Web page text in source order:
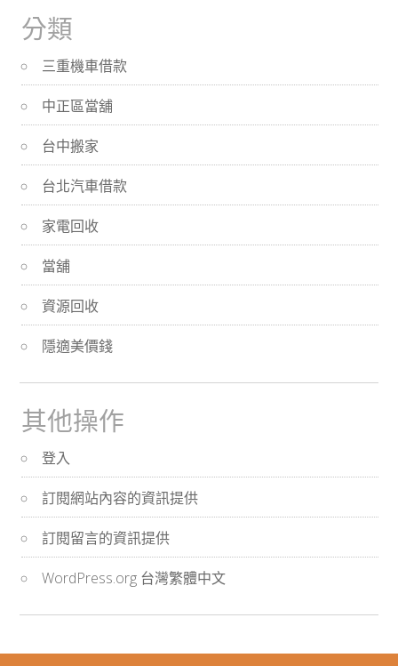
分類
三重機車借款
中正區當舖
台中搬家
台北汽車借款
家電回收
當舖
資源回收
隱適美價錢
其他操作
登入
訂閱網站內容的資訊提供
訂閱留言的資訊提供
WordPress.org 台灣繁體中文